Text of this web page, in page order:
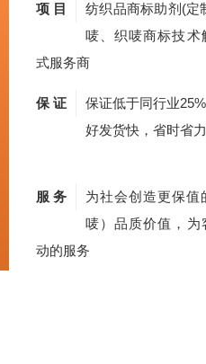
项 目
纺织品商标助剂(定
唛、织唛商标技术
式服务商
保 证
保证低于同行业
好发货快，省时省
服 务
为社会创造更保值
唛）品质价值，为
动的服务